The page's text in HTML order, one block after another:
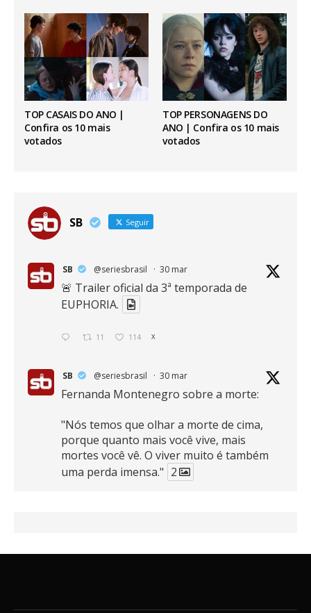
TOP CASAIS DO ANO |
Confira os 10 mais
votados
TOP PERSONAGENS DO
ANO | Confira os 10 mais
votados
SB Seguir
SB @seriesbrasil · 30 mar
🚨 Trailer oficial da 3ª temporada de
EUPHORIA.
11 114 X
SB @seriesbrasil · 30 mar
Fernanda Montenegro sobre a morte:
"Nós temos que olhar a morte de cima,
porque quanto mais você vive, mais
mortes você vê. O viver muito é também
uma perda imensa." 2
16 389 X